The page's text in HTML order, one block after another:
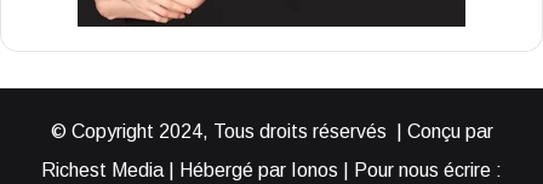
© Copyright 2024, Tous droits réservés | Conçu par
Richest Media | Hébergé par Ionos | Pour nous écrire :